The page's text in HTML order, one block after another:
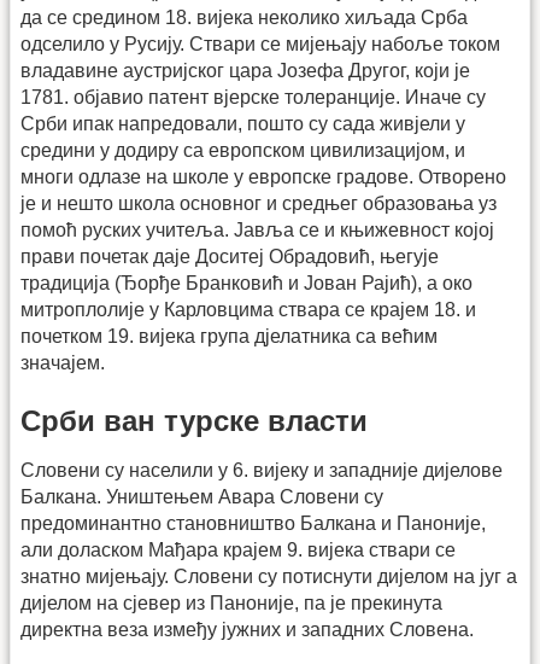
да се средином 18. вијека неколико хиљада Срба
одселило у Русију. Ствари се мијењају набоље током
владавине аустријског цара Јозефа Другог, који је
1781. објавио патент вјерске толеранције. Иначе су
Срби ипак напредовали, пошто су сада живјели у
средини у додиру са европском цивилизацијом, и
многи одлазе на школе у европске градове. Отворено
је и нешто школа основног и средњег образовања уз
помоћ руских учитеља. Јавља се и књижевност којој
прави почетак даје Доситеј Обрадовић, његује
традиција (Ђорђе Бранковић и Јован Рајић), а око
митроплолије у Карловцима ствара се крајем 18. и
почетком 19. вијека група дјелатника са већим
значајем.
Срби ван турске власти
Словени су населили у 6. вијеку и западније дијелове
Балкана. Уништењем Авара Словени су
предоминантно становништво Балкана и Паноније,
али доласком Мађара крајем 9. вијека ствари се
знатно мијењају. Словени су потиснути дијелом на југ а
дијелом на сјевер из Паноније, па је прекинута
директна веза између јужних и западних Словена.